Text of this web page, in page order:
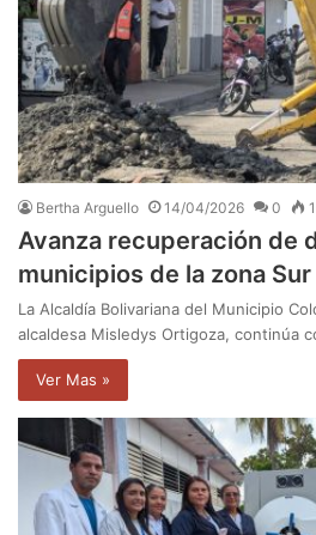
Bertha Arguello 14/04/2026 0
Avanza recuperación de
municipios de la zona
La Alcaldía Bolivariana del Municipio
alcaldesa Misledys Ortigoza, continúa
Ver Mas »